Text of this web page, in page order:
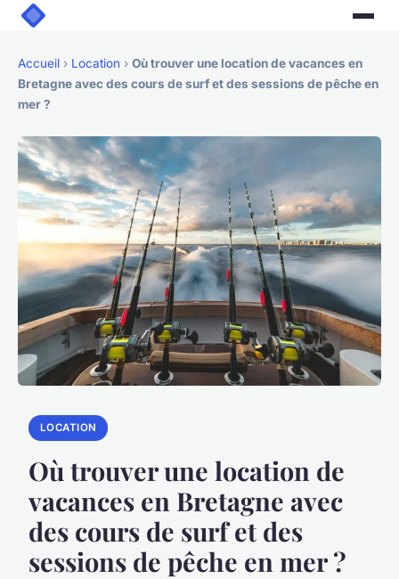
Accueil › Location › Où trouver une location de vacances en
Bretagne avec des cours de surf et des sessions de pêche en
mer ?
LOCATION
Où trouver une location de
vacances en Bretagne avec
des cours de surf et des
sessions de pêche en mer ?